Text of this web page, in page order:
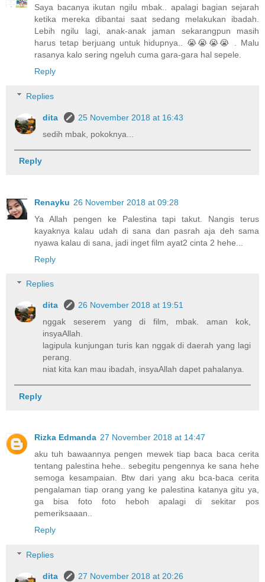
Saya bacanya ikutan ngilu mbak.. apalagi bagian sejarah
ketika mereka dibantai saat sedang melakukan ibadah.
Lebih ngilu lagi, anak-anak jaman sekarangpun masih
harus tetap berjuang untuk hidupnya.. 😭😭😭😭 . Malu
rasanya kalo sering ngeluh cuma gara-gara hal sepele.
Reply
Replies
dita
25 November 2018 at 16:43
sedih mbak, pokoknya...
Reply
Renayku 26 November 2018 at 09:28
Ya Allah pengen ke Palestina tapi takut. Nangis terus
kayaknya kalau udah di sana dan pasrah aja deh sama
nyawa kalau di sana, jadi inget film ayat2 cinta 2 hehe...
Reply
Replies
dita
26 November 2018 at 19:51
nggak seserem yang di film, mbak. aman kok,
insyaAllah.
lagipula kunjungan turis kan nggak di daerah yang lagi
perang.
niat kita kan mau ibadah, insyaAllah dapet pahalanya.
Reply
Rizka Edmanda 27 November 2018 at 14:47
aku tuh bawaannya pengen mewek tiap baca baca cerita
tentang palestina hehe.. sebegitu pengennya ke sana hehe
semoga kesampaian. Btw dari yang aku bca-baca cerita
pengalaman tiap orang yang ke palestina katanya gitu ya,
ga bisa foto foto heboh apalagi di sekitar pos
pemeriksaaan..
Reply
Replies
dita
27 November 2018 at 20:26